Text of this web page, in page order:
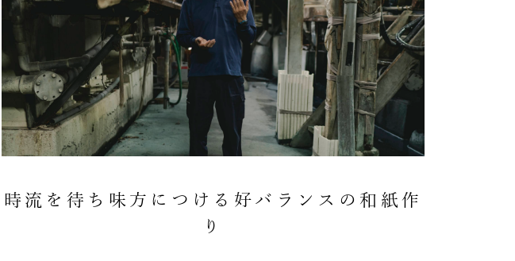
時流を待ち味方につける好バランスの和紙作
り